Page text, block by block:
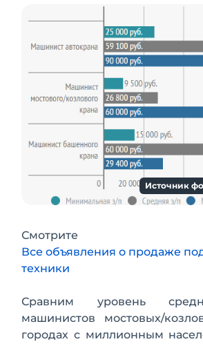
Источник
Смотрите
Все объявления о продаже
техники
Сравним уровень
машинистов мостовых/
городах с миллионным